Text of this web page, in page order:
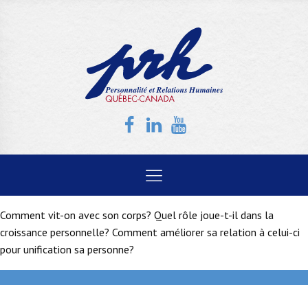
Comment vit-on avec son corps? Quel rôle joue-t-il dans la
croissance personnelle? Comment améliorer sa relation à celui-ci
pour unification sa personne?